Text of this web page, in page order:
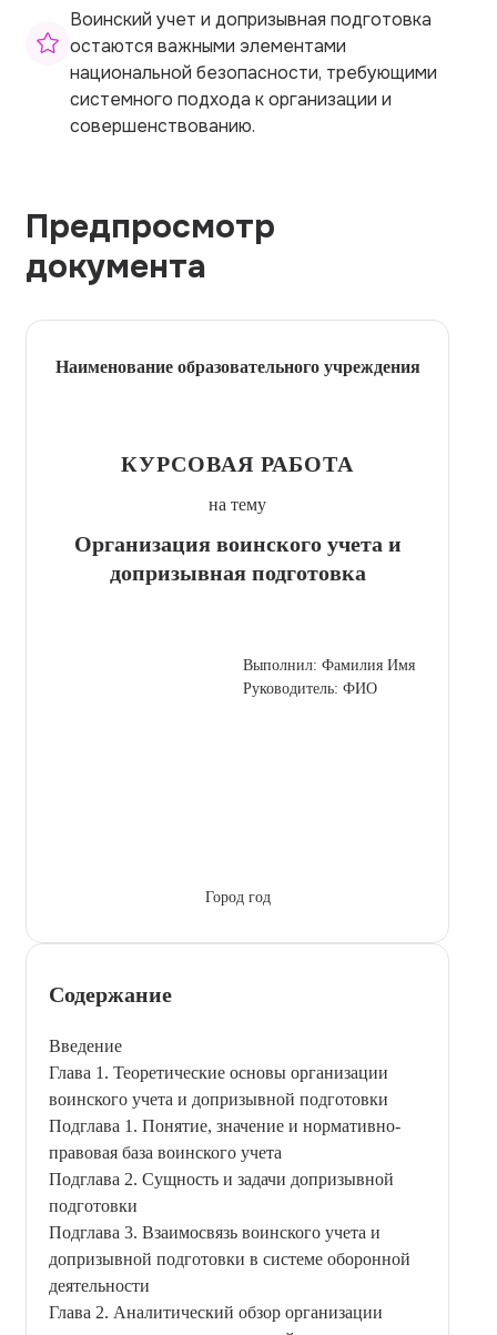
Воинский учет и допризывная подготовка
остаются важными элементами
национальной безопасности, требующими
системного подхода к организации и
совершенствованию.
Предпросмотр
документа
Наименование образовательного учреждения
КУРСОВАЯ РАБОТА
на тему
Организация воинского учета и
допризывная подготовка
Выполнил: Фамилия Имя
Руководитель: ФИО
Город год
Содержание
Введение
Глава 1. Теоретические основы организации
воинского учета и допризывной подготовки
Подглава 1. Понятие, значение и нормативно-
правовая база воинского учета
Подглава 2. Сущность и задачи допризывной
подготовки
Подглава 3. Взаимосвязь воинского учета и
допризывной подготовки в системе оборонной
деятельности
Глава 2. Аналитический обзор организации